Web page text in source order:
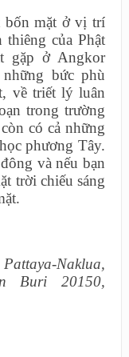
bốn mặt ở vị trí
của Phật
gặp ở Angkor
bức phù
về triết lý luân
trong trường
có cả những
phương Tây.
và nếu bạn
trời chiếu sáng
Naklua,
Buri 20150,